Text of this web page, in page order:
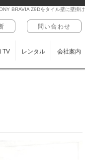
BRAVIA Z9Dをタイル壁に壁掛け
問い合わせ
TV レンタル 会社案内